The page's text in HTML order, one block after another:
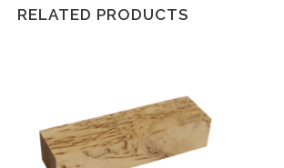
RELATED PRODUCTS